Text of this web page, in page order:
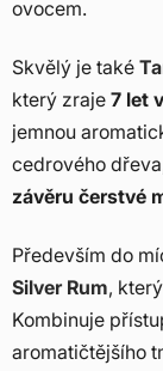
ovocem.
Skvělý je také
který zraje 7 let
jemnou
cedrového
závěru čerstvé
Především do
Silver Rum,
Kombinuje
aromatičtějšího